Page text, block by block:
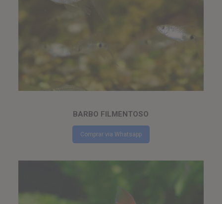
BARBO FILMENTOSO
Comprar via Whatsapp